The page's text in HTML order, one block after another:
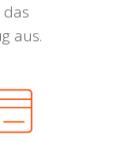
das
aus.